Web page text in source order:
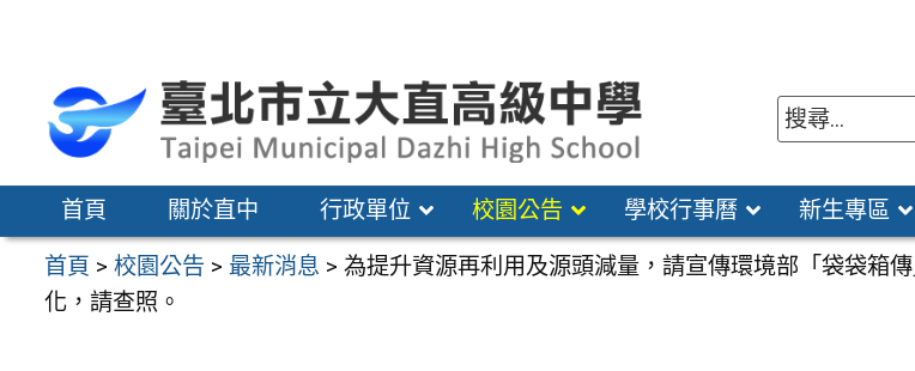
區
首頁 關於直中 行政單位 校園公告 學校行事曆 新生專區
首頁 >校園公告 > 最新消息 >為提升資源再利用及源頭減量，請宣傳環境部「袋袋箱
化，請查照。